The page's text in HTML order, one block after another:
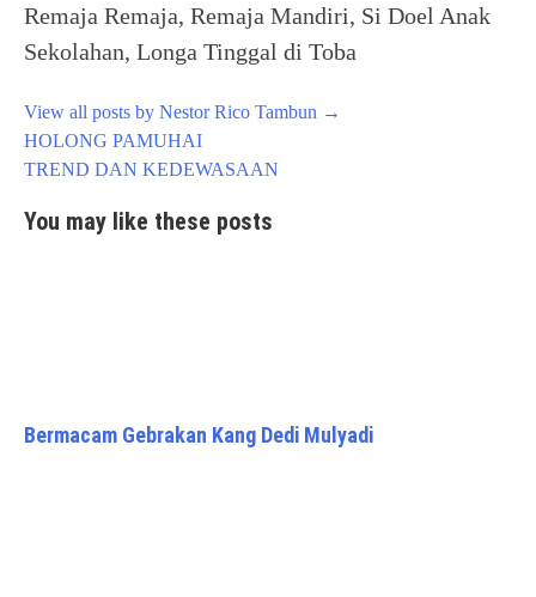
Remaja Remaja, Remaja Mandiri, Si Doel Anak
Sekolahan, Longa Tinggal di Toba
View all posts by Nestor Rico Tambun →
Post
navigation
HOLONG PAMUHAI
TREND DAN KEDEWASAAN
You may like these posts
Bermacam Gebrakan Kang Dedi Mulyadi